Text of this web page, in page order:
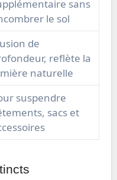
sans
le sol
de
reflète la
naturelle
suspendre
sacs et